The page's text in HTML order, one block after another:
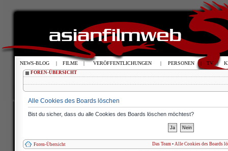
FOREN-ÜBERSICHT
Alle Cookies des Boards löschen
Bist du sicher, dass du alle Cookies des Boards löschen möchtest?
Foren-Übersicht Das Team • Alle Cookies des Boards
NEWS-BLOG | FILME | VERÖFFENTLICHUNGEN | PERSONEN | TV |